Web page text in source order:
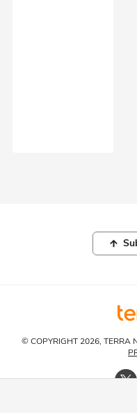
© COPYRIGHT 2026, TERRA